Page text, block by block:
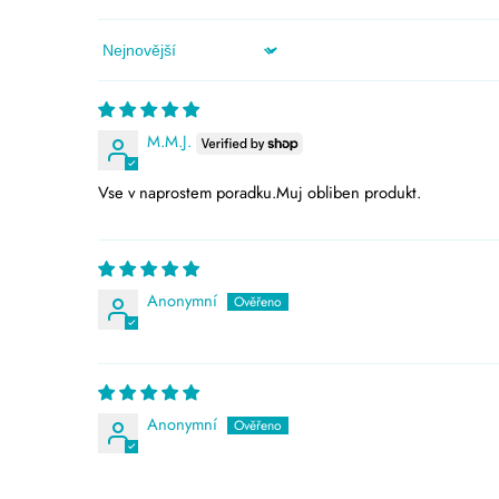
Sort by
M.M.J.
Vse v naprostem poradku.Muj obliben produkt.
Anonymní
Anonymní